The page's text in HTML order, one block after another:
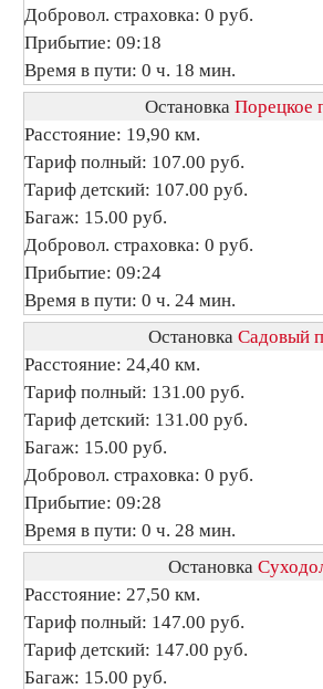
Добровол. страховка: 0 руб.
Прибытие: 09:18
Время в пути: 0 ч. 18 мин.
Остановка Порецкое
Расстояние: 19,90 км.
Тариф полный: 107.00 руб.
Тариф детский: 107.00 руб.
Багаж: 15.00 руб.
Добровол. страховка: 0 руб.
Прибытие: 09:24
Время в пути: 0 ч. 24 мин.
Остановка Садовый
Расстояние: 24,40 км.
Тариф полный: 131.00 руб.
Тариф детский: 131.00 руб.
Багаж: 15.00 руб.
Добровол. страховка: 0 руб.
Прибытие: 09:28
Время в пути: 0 ч. 28 мин.
Остановка
Расстояние: 27,50 км.
Тариф полный: 147.00 руб.
Тариф детский: 147.00 руб.
Багаж: 15.00 руб.